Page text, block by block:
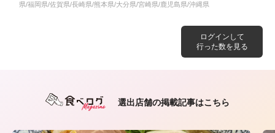
ログインして
行った数を見る
県/福岡県/佐賀県/長崎県/熊本県/大分県/宮崎県/鹿児島県/沖縄県
選出店舗の掲載記事はこちら